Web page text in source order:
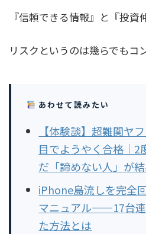
『信頼できる情報』 と 『投資
リスクというのは幾らでもコ
あわせて読みたい
【体験談】超難関ヤ
目でようやく合格｜2
だ「諦めない人」が
iPhone島流しを完全
マニュアル——17台連
た方法とは